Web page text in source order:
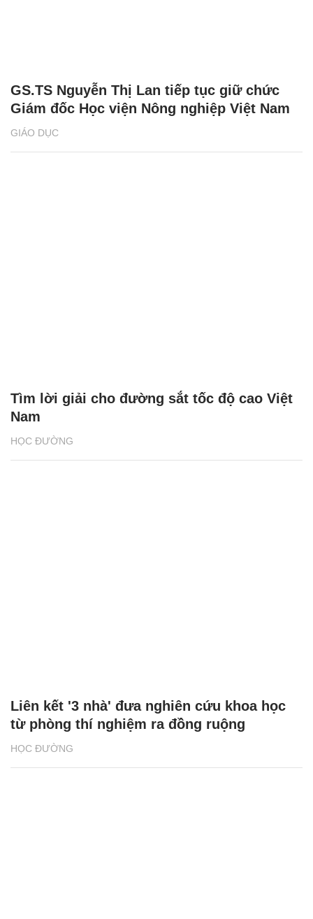
GIÁO DỤC
GS.TS Nguyễn Thị Lan tiếp tục giữ chức
Giám đốc Học viện Nông nghiệp Việt Nam
HỌC ĐƯỜNG
Tìm lời giải cho đường sắt tốc độ cao Việt
Nam
HỌC ĐƯỜNG
Liên kết '3 nhà' đưa nghiên cứu khoa học
từ phòng thí nghiệm ra đồng ruộng